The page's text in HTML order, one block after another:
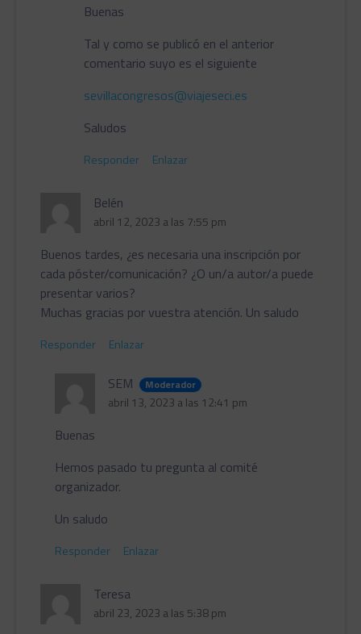
Buenas
Tal y como se publicó en el anterior
comentario suyo es el siguiente
sevillacongresos@viajeseci.es
Saludos
Responder Enlazar
Belén
abril 12, 2023 a las 7:55 pm
Buenos tardes, ¿es necesaria una inscripción por
cada póster/comunicación? ¿O un/a autor/a puede
presentar varios?
Muchas gracias por vuestra atención. Un saludo
Responder Enlazar
SEM Moderador
abril 13, 2023 a las 12:41 pm
Buenas
Hemos pasado tu pregunta al comité
organizador.
Un saludo
Responder Enlazar
Teresa
abril 23, 2023 a las 5:38 pm